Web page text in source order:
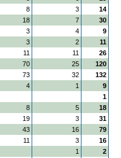
8 3
14
18 7
30
3 4
9
3 2
11
11 11
26
70 25
120
73 32
132
4 1
9
1
8 5
18
19 3
31
43 16
79
11 3
16
1
2